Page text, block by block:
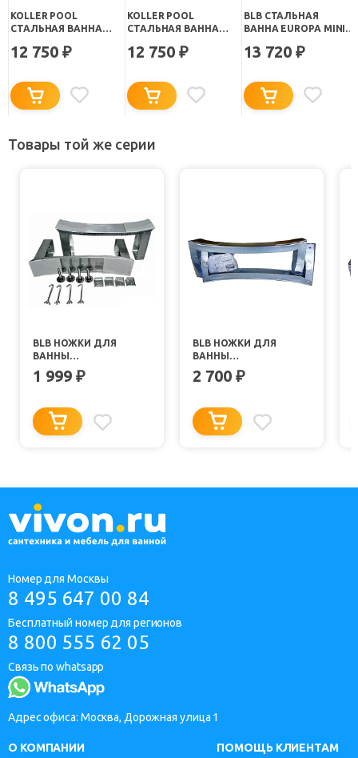
KOLLER POOL
СТАЛЬНАЯ ВАННА
12 750 ₽
KOLLER POOL
СТАЛЬНАЯ ВАННА
12 750 ₽
BLB СТАЛЬНАЯ
ВАННА EUROPA MINI
B15E22001
13 720 ₽
Товары той же серии
BLB НОЖКИ ДЛЯ
ВАННЫ
UNIVERSAL/EUROPA/ANATOMICA
APMSTDBL1
1 999 ₽
BLB НОЖКИ ДЛЯ
ВАННЫ
UNIVERSAL/EUROPA
APMROS100
2 700 ₽
Номер для Москвы
8 495 647 00 84
Бесплатный номер для регионов
8 800 555 62 05
Связь по whatsapp
Адрес офиса: Москва, Дорожная улица 1
О КОМПАНИИ
ПОМОЩЬ КЛИЕНТАМ